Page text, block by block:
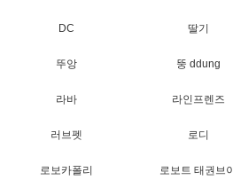
DC 딸기
뚜앙 뚱 ddung
라바 라인프렌즈
러브펫 로디
로보카폴리 로보트 태권브이